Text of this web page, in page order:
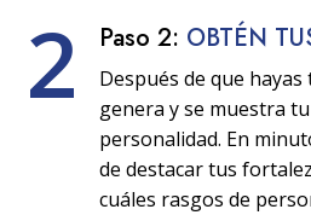
2 Paso 2: OBTÉN
Después de que
genera y se muestra
personalidad. En
de destacar tus
cuáles rasgos de